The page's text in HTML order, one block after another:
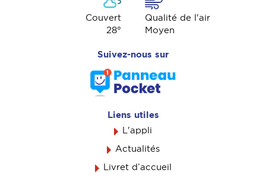
Couvert
28°
Qualité de l'air
Moyen
Suivez-nous sur
Liens utiles
L'appli
Actualités
Livret d’accueil